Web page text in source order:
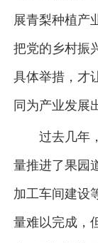
展青梨种植产
把党的乡村振
具体举措，才
同为产业发展
过去几年
量推进了果园
加工车间建设
量难以完成，